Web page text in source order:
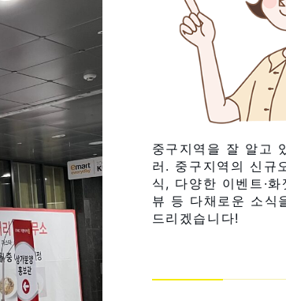
중구지역을 잘 알고
러. 중구지역의 신규
식, 다양한 이벤트·
뷰 등 다채로운 소식
드리겠습니다!